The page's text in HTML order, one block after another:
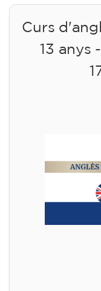
Curs
13 anys